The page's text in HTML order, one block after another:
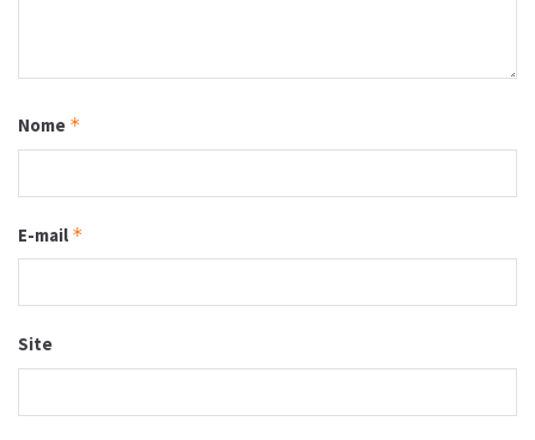
Nome *
E-mail *
Site